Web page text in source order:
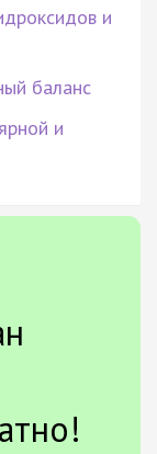
и
баланс
и